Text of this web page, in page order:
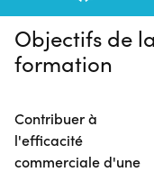
Objectifs de la
formation
Contribuer à
l'efficacité
commerciale d'une